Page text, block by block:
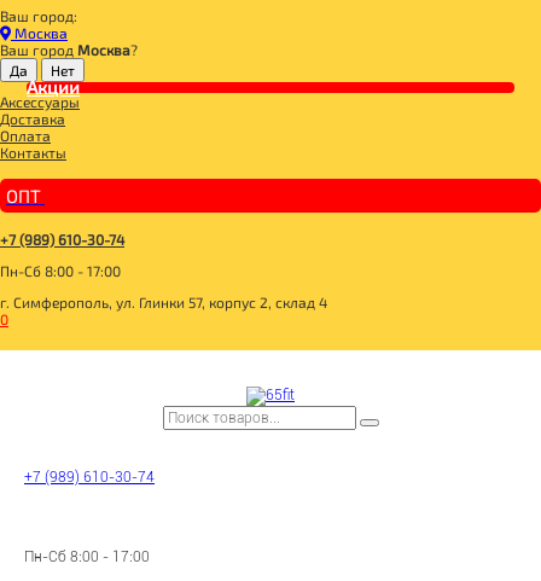
Ваш город:
Москва
Ваш город Москва?
Акции
Аксессуары
Доставка
Оплата
Контакты
ОПТ
+7 (989) 610-30-74
Пн-Сб 8:00 - 17:00
г. Симферополь, ул. Глинки 57, корпус 2, склад 4
0
+7 (989) 610-30-74
Пн-Сб 8:00 - 17:00
Главная
ДЛЯ ЗДОРОВОГО ПИТАНИЯ
ГОТОВЫЕ БЛЮДА
КОТЛЕТЫ, МЯСО, ГУЛЯШ
ВАСТЭКО Котлеты из полбы со свеклой 200г